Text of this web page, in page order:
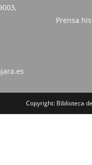
Prensa
Copyright: Biblioteca